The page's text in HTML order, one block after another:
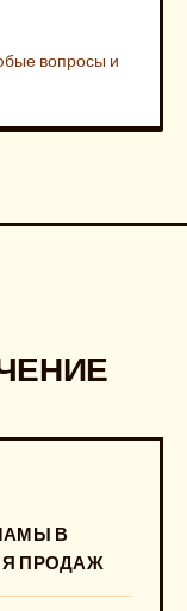
вопросы и
В
ПРОДАЖ